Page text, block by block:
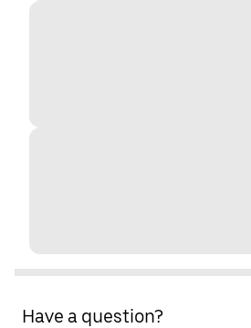
Have a question?